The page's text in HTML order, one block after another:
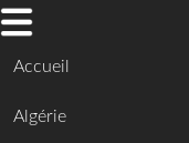
Accueil
Algérie